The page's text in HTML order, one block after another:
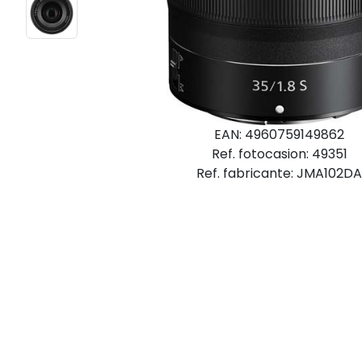
EAN: 4960759149862
Ref. fotocasion: 49351
Ref. fabricante: JMA102DA